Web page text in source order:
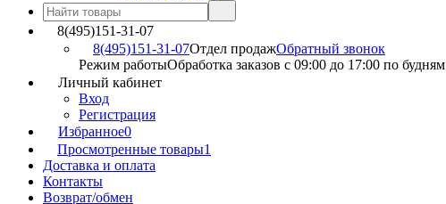
8(495)151-31-07
8(495)151-31-07Отдел продажОбратный звонок
Режим работыОбработка заказов с 09:00 до 17:00 по будням
Личный кабинет
Вход
Регистрация
Избранное0
Просмотренные товары1
Доставка и оплата
Контакты
Возврат/обмен